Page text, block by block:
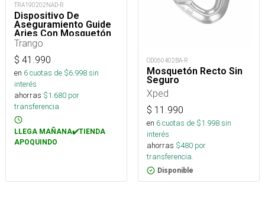
TRA190202NAD-R
Dispositivo De
Aseguramiento Guide
Aries Con Mosquetón
Regulock Auto
Trango
$ 41.990
en 6cuotas de $6.998sin
interés
ahorras $1.680 por
transferencia.
LLEGA MAÑANA✔️TIENDA
APOQUINDO
OD060402BA-R
Mosquetón Recto Sin
Seguro
Xped
$ 11.990
en 6cuotas de $1.998sin
interés
ahorras $480 por
transferencia.
Disponible